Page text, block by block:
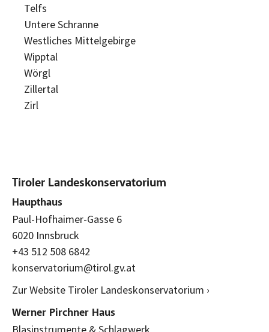
Telfs
Untere Schranne
Westliches Mittelgebirge
Wipptal
Wörgl
Zillertal
Zirl
Tiroler Landeskonservatorium
Haupthaus
Paul-Hofhaimer-Gasse 6
6020 Innsbruck
+43 512 508 6842
konservatorium@tirol.gv.at
Zur Website Tiroler Landeskonservatorium ›
Werner Pirchner Haus